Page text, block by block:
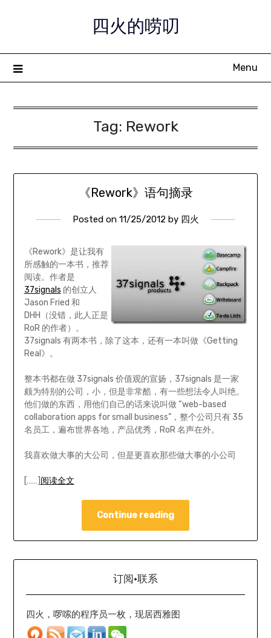
四火的唠叨
Menu
Tag: Rework
《Rework》语句摘录
Posted on 11/25/2012 by 四火
《Rework》是让我有
所感触的一本书，推荐
阅读。作者是
37signals 的创立人
Jason Fried 和
DHH（没错，此人正是
RoR 的作者）。
37signals 有两本书，除了这本，还有一本叫做《Getting
Real》。
整本书都在做 37signals 价值观的宣扬，37signals 是一家
颇为特别的公司，小，但是非常酷，有一些想法令人叫绝。
他们做的东西，用他们自己的话来说叫做 “web-based
collaboration apps for small business”，整个公司只有 35
名员工，遍布世界各地，产品优秀，RoR 名声在外。
我喜欢做大事的大公司，但是更喜欢那些做大事的小公司
[……] 阅读全文
Continue reading
订阅·联系
四火，啰嗦的程序员一枚，现居西雅图